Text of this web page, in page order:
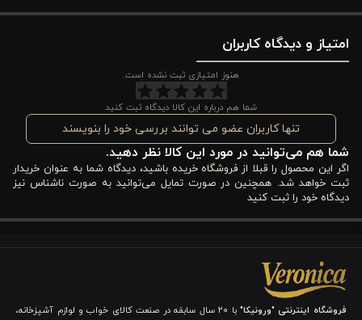
سبک طراحی، که یادآور پتینه‌کاری، هنرهای دستی و موتیف‌های
کلاسیک است، جلوه‌ای خاص و متفاوت به لحاف می‌بخشد.
جنس پنبه به کار رفته در این کاور لحاف، سبکی و لطافت فوق‌العاده‌ای
را فراهم می‌کند و با گردش هوای عالی، از تجمع گرما و رطوبت جلوگیری
می‌نماید؛ این ویژگی برای حفظ آسایش افراد در طول شب، به خصوص
در فصول گرم سال، حیاتی است.
طراحی دو رو این کاور لحاف، امکان ایجاد تنوع در دکوراسیون اتاق را
آسان نیز یکی دیگر از مزایای این لحاف یک نفره است که استفاده
روزمره از آن را بسیار راحت‌تر می‌سازد.
امتیاز و دیدگاه کاربران
هنوز امتیازی ثبت نشده است.
شما هم درباره این کالا دیدگاه ثبت کنید
تنها کاربران عضو می توانند بررسی خود را بنویسند
شما هم می‌توانید در مورد این کالا نظر دهید.
اگر این محصول را قبلا از فروشگاه خریده باشید، دیدگاه شما به عنوان خریدار
ثبت خواهد شد. همچنین در صورت تمایل می‌توانید به صورت ناشناس نیز
دیدگاه خود را ثبت کنید
فروشگاه اینترنتی "ورونیکا"
با ۲۰ سال سابقه در صنعت کالای خواب و لوازم آشپزخانه،